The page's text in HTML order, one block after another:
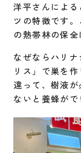
洋平さんによ
ツの特徴です
の熱帯林の保全
なぜならハリ
リス」で巣を
違って、樹液
ないと養蜂がで